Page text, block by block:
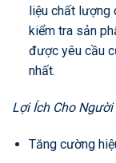
liệu chất lượng
kiểm tra sản
được yêu cầu
nhất.
Lợi Ích Cho Người
Tăng cường